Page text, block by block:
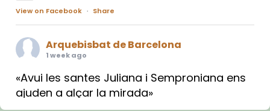
View on Facebook · Share
Arquebisbat de Barcelona
1 week ago
«Avui les santes Juliana i Semproniana ens
ajuden a alçar la mirada»